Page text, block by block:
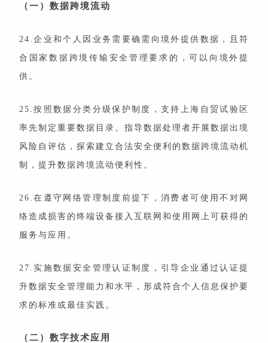
（一）数据跨境流动
24.企业和个人因业务需要确需向境外提供数据，且符
合国家数据跨境传输安全管理要求的，可以向境外提
供。
25.按照数据分类分级保护制度，支持上海自贸试验区
率先制定重要数据目录。指导数据处理者开展数据出境
风险自评估，探索建立合法安全便利的数据跨境流动机
制，提升数据跨境流动便利性。
26.在遵守网络管理制度前提下，消费者可使用不对网
络造成损害的终端设备接入互联网和使用网上可获得的
服务与应用。
27.实施数据安全管理认证制度，引导企业通过认证提
升数据安全管理能力和水平，形成符合个人信息保护要
求的标准或最佳实践。
（二）数字技术应用